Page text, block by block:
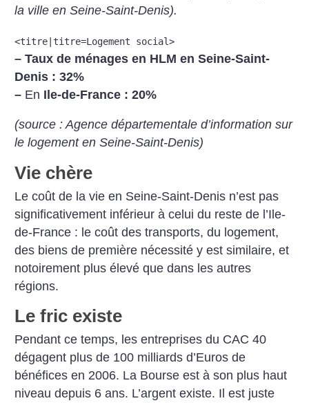
la ville en Seine-Saint-Denis).
<titre|titre=Logement social>
– Taux de ménages en HLM en Seine-Saint-
Denis : 32%
– En Ile-de-France : 20%
(source : Agence départementale d’information sur
le logement en Seine-Saint-Denis)
Vie chère
Le coût de la vie en Seine-Saint-Denis n’est pas
significativement inférieur à celui du reste de l’Ile-
de-France : le coût des transports, du logement,
des biens de première nécessité y est similaire, et
notoirement plus élevé que dans les autres
régions.
Le fric existe
Pendant ce temps, les entreprises du CAC 40
dégagent plus de 100 milliards d’Euros de
bénéfices en 2006. La Bourse est à son plus haut
niveau depuis 6 ans. L’argent existe. Il est juste